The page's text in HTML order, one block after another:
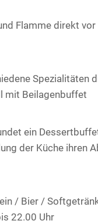
Flamme direkt vor
Spezialitäten
mit Beilagenbuffet
ein
der Küche ihren
/ Bier /
22.00 Uhr